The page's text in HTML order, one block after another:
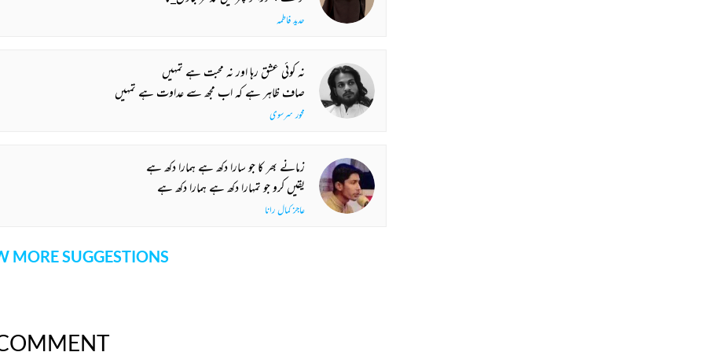
حدید فاطمہ
نہ کوئی عشق رہا اور نہ محبت ہے تمہیں
صاف ظاہر ہے کہ اب مجھ سے عداوت ہے تمہیں
محور سرسوی
زمانے بھر کا جو سارا دکھ ہے ہمارا دکھ ہے
یقیں کرو جو تمہارا دکھ ہے ہمارا دکھ ہے
عاجز کمال رانا
MORE SUGGESTIONS